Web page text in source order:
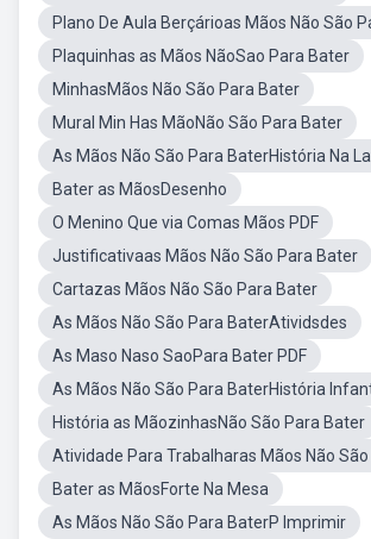
Plano De Aula Berçárioas Mãos Não São
Plaquinhas as Mãos NãoSao Para Bater
MinhasMãos Não São Para Bater
Mural Min Has MãoNão São Para Bater
As Mãos Não São Para BaterHistória Na
Bater as MãosDesenho
O Menino Que via Comas Mãos PDF
Justificativaas Mãos Não São Para Bater
Cartazas Mãos Não São Para Bater
As Mãos Não São Para BaterAtividsdes
As Maso Naso SaoPara Bater PDF
As Mãos Não São Para BaterHistória
História as MãozinhasNão São Para Bater
Atividade Para Trabalharas Mãos Não
Bater as MãosForte Na Mesa
As Mãos Não São Para BaterP Imprimir